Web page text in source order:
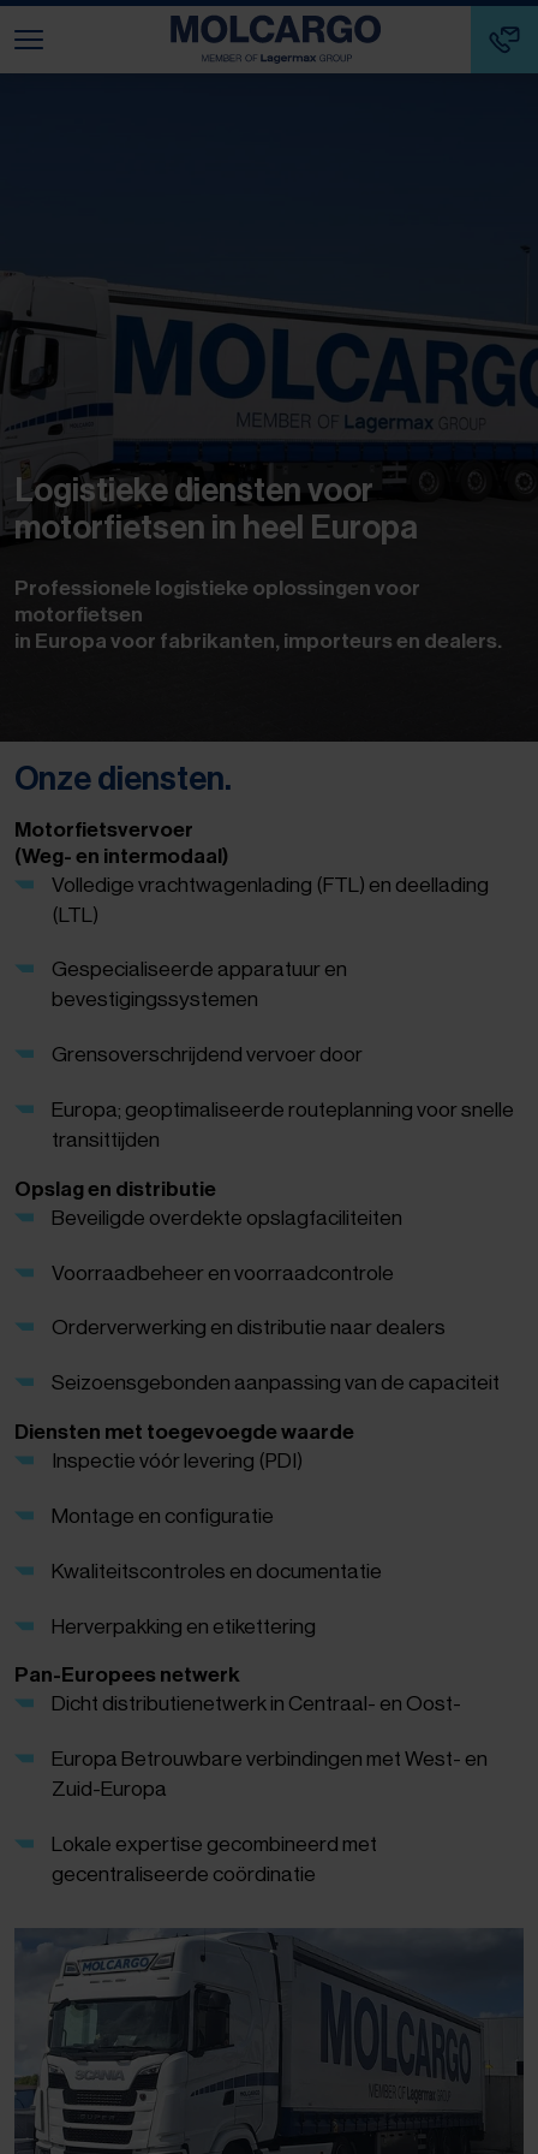
Zum Hauptinhalt springen
Zum Footer springen
Zum Ende der Navigation springen
Zum Beginn der Navigation springen
Logistieke diensten voor
motorfietsen in heel Europa
Professionele logistieke oplossingen voor
motorfietsen
in Europa voor fabrikanten, importeurs en dealers.
Onze diensten.
Motorfietsvervoer
(Weg- en intermodaal)
Volledige vrachtwagenlading (FTL) en deellading
(LTL)
Gespecialiseerde apparatuur en
bevestigingssystemen
Grensoverschrijdend vervoer door
Europa; geoptimaliseerde routeplanning voor snelle
transittijden
Opslag en distributie
Beveiligde overdekte opslagfaciliteiten
Voorraadbeheer en voorraadcontrole
Orderverwerking en distributie naar dealers
Seizoensgebonden aanpassing van de capaciteit
Diensten met toegevoegde waarde
Inspectie vóór levering (PDI)
Montage en configuratie
Kwaliteitscontroles en documentatie
Herverpakking en etikettering
Pan-Europees netwerk
Dicht distributienetwerk in Centraal- en Oost-
Europa Betrouwbare verbindingen met West- en
Zuid-Europa
Lokale expertise gecombineerd met
gecentraliseerde coördinatie